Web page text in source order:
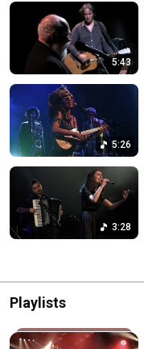
5:43
5:26
3:28
Playlists